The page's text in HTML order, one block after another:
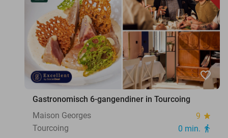
favorite_border
Gastronomisch 6-gangendiner in Tourcoing
Maison Georges
9 star
Tourcoing 0 min. directions_walk